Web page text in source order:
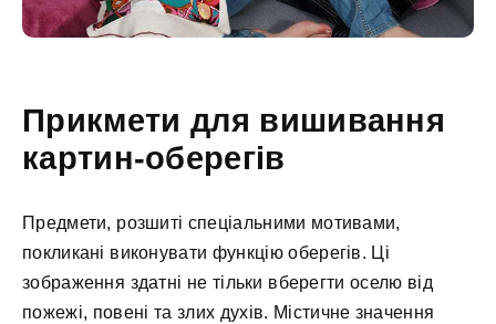
Прикмети для вишивання
картин-оберегів
Предмети, розшиті спеціальними мотивами,
покликані виконувати функцію оберегів. Ці
зображення здатні не тільки вберегти оселю від
пожежі, повені та злих духів. Містичне значення